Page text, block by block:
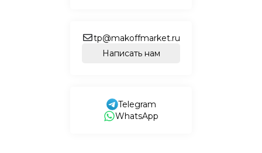
tp@makoffmarket.ru
Написать нам
Telegram
WhatsApp